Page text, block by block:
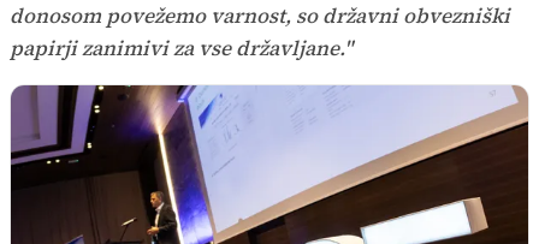
donosom povežemo varnost, so državni obvezniški
papirji zanimivi za vse državljane."